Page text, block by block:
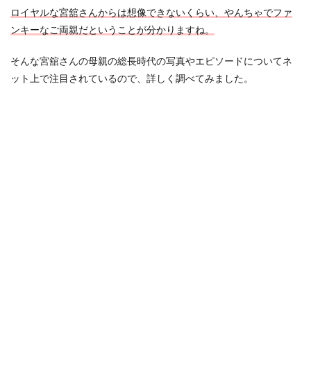
ロイヤルな宮舘さんからは想像できないくらい、やんちゃでファ
ンキーなご両親だということが分かりますね。
そんな宮舘さんの母親の総長時代の写真やエピソードについてネ
ット上で注目されているので、詳しく調べてみました。